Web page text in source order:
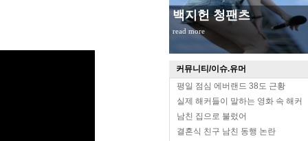
백지헌 청팬츠
read more
커뮤니티/이슈.유머
평일 점심 에버랜드 38도 근황
실제 해커들이 말하는 영화 속 해커
남친 집으로 불렀어
결혼식 친구 남친 동행 논란